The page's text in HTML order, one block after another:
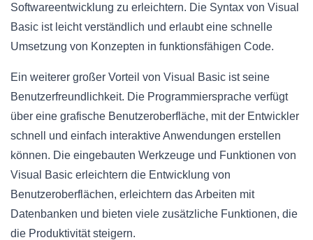
Softwareentwicklung zu erleichtern. Die Syntax von Visual
Basic ist leicht verständlich und erlaubt eine schnelle
Umsetzung von Konzepten in funktionsfähigen Code.
Ein weiterer großer Vorteil von Visual Basic ist seine
Benutzerfreundlichkeit. Die Programmiersprache verfügt
über eine grafische Benutzeroberfläche, mit der Entwickler
schnell und einfach interaktive Anwendungen erstellen
können. Die eingebauten Werkzeuge und Funktionen von
Visual Basic erleichtern die Entwicklung von
Benutzeroberflächen, erleichtern das Arbeiten mit
Datenbanken und bieten viele zusätzliche Funktionen, die
die Produktivität steigern.